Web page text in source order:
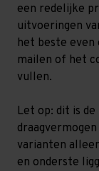
een redelijke
uitvoeringen
het beste
mailen of het
vullen.
Let op: dit is
varianten
en onderste